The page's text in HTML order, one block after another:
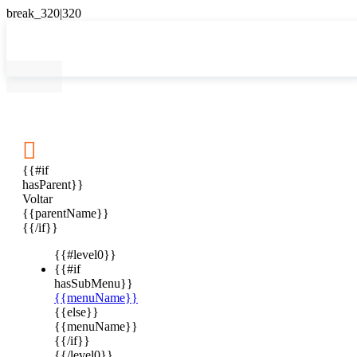

{{#if
hasParent}}
Voltar
{{parentName}}
{{/if}}
{{#level0}}
{{#if
hasSubMenu}}
{{menuName}}
{{else}}
{{menuName}}
{{/if}}